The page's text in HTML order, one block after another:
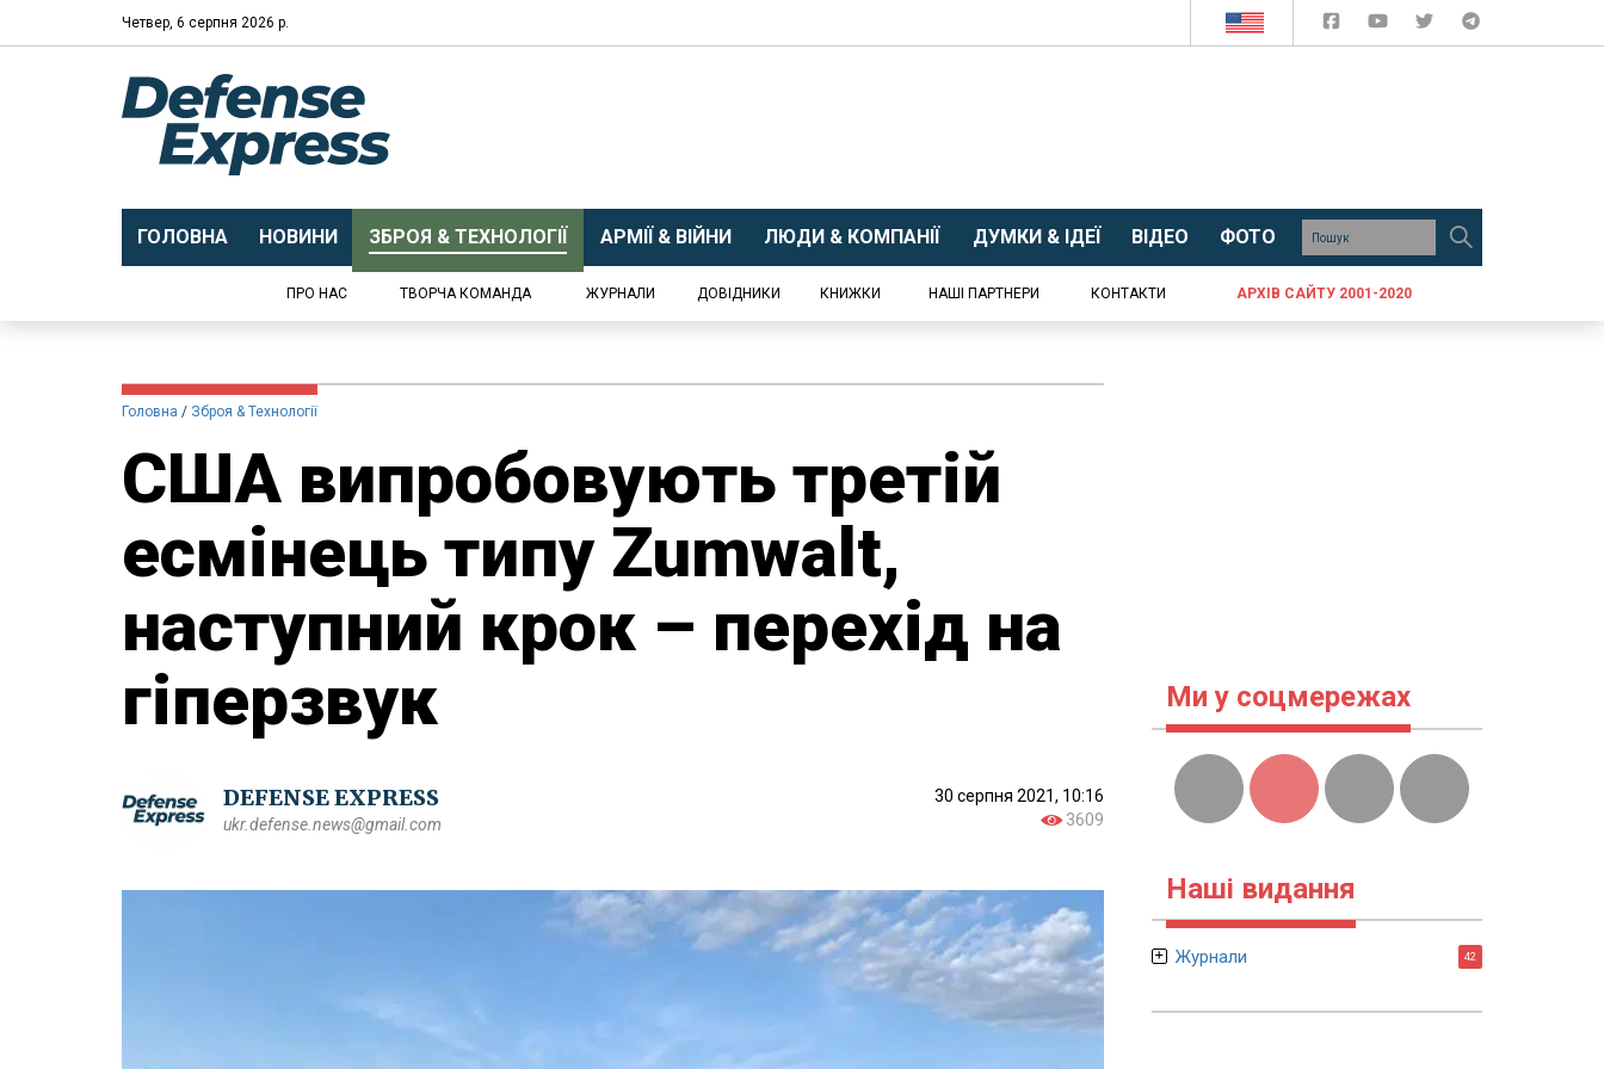
Четвер, 6 серпня 2026 р.
ГОЛОВНА НОВИНИ ЗБРОЯ & ТЕХНОЛОГІЇ АРМІЇ & ВІЙНИ ЛЮДИ & КОМПАНІЇ ДУМКИ & ІДЕЇ ВІДЕО ФОТО
ПРО НАС ТВОРЧА КОМАНДА ЖУРНАЛИ ДОВІДНИКИ КНИЖКИ НАШІ ПАРТНЕРИ КОНТАКТИ АРХІВ САЙТУ 2001-2020
Головна Зброя & Технології
США випробовують третій
есмінець типу Zumwalt,
наступний крок – перехід на
гіперзвук
DEFENSE EXPRESS
ukr.defense.news@gmail.com
30 серпня 2021, 10:16
3609
Ми у соцмережах
Наші видання
Журнали 42